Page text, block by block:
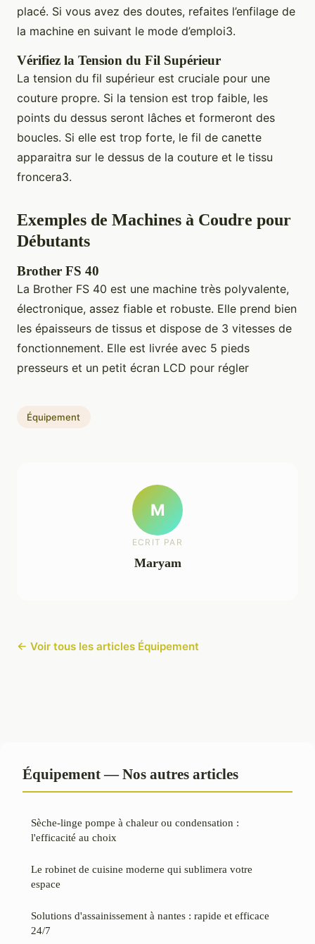
placé. Si vous avez des doutes, refaites l’enfilage de
la machine en suivant le mode d’emploi3.
Vérifiez la Tension du Fil Supérieur
La tension du fil supérieur est cruciale pour une
couture propre. Si la tension est trop faible, les
points du dessus seront lâches et formeront des
boucles. Si elle est trop forte, le fil de canette
apparaitra sur le dessus de la couture et le tissu
froncera3.
Exemples de Machines à Coudre pour
Débutants
Brother FS 40
La Brother FS 40 est une machine très polyvalente,
électronique, assez fiable et robuste. Elle prend bien
les épaisseurs de tissus et dispose de 3 vitesses de
fonctionnement. Elle est livrée avec 5 pieds
presseurs et un petit écran LCD pour régler
Équipement
M
ECRIT PAR
Maryam
← Voir tous les articles Équipement
Équipement — Nos autres articles
Sèche-linge pompe à chaleur ou condensation :
l'efficacité au choix
Le robinet de cuisine moderne qui sublimera votre
espace
Solutions d'assainissement à nantes : rapide et efficace
24/7